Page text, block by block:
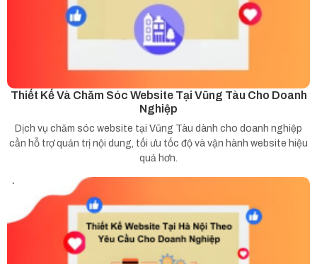
Thiết Kế Và Chăm Sóc Website Tại Vũng Tàu Cho Doanh
Nghiệp
Dịch vụ chăm sóc website tại Vũng Tàu dành cho doanh nghiệp
cần hỗ trợ quản trị nội dung, tối ưu tốc độ và vận hành website hiệu
quả hơn.